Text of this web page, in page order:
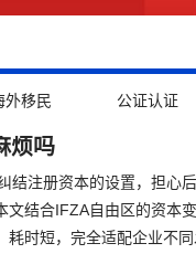
外移民 公证认证
烦吗
注册资本的设置，担心后
结合IFZA自由区的资本
时短，完全适配企业不